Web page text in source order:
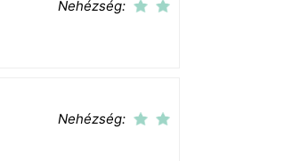
Nehézség:
Nehézség: